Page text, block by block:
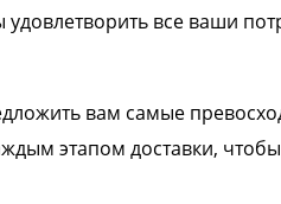
все ваши
вам самые
этапом доставки,